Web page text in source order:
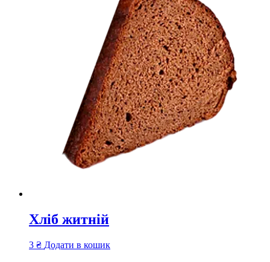
Хліб житній
3 ₴ Додати в кошик